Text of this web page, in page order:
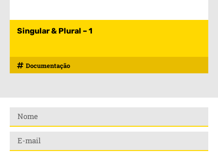
Singular & Plural – 1
Documentação